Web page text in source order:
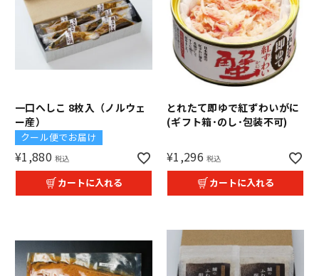
一口へしこ 8枚入（ノルウェ
ー産）
クール便でお届け
¥1,880 税込
カートに入れる
とれたて即ゆで紅ずわいがに
(ギフト箱･のし･包装不可)
¥1,296 税込
カートに入れる